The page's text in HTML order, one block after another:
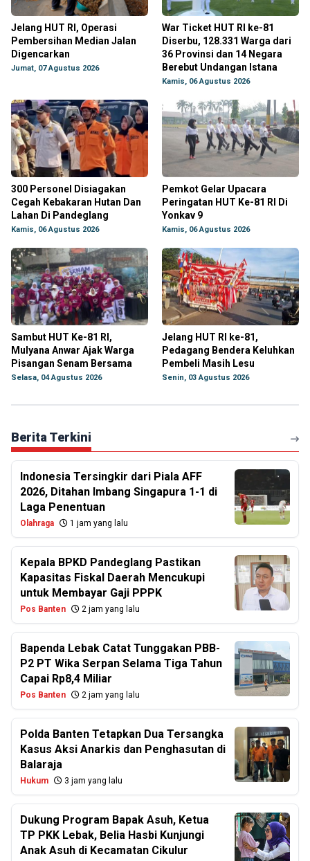
Jelang HUT RI, Operasi
Pembersihan Median Jalan
Digencarkan
Jumat, 07 Agustus 2026
War Ticket HUT RI ke-81
Diserbu, 128.331 Warga dari
36 Provinsi dan 14 Negara
Berebut Undangan Istana
Kamis, 06 Agustus 2026
300 Personel Disiagakan
Cegah Kebakaran Hutan Dan
Lahan Di Pandeglang
Kamis, 06 Agustus 2026
Pemkot Gelar Upacara
Peringatan HUT Ke-81 RI Di
Yonkav 9
Kamis, 06 Agustus 2026
Sambut HUT Ke-81 RI,
Mulyana Anwar Ajak Warga
Pisangan Senam Bersama
Selasa, 04 Agustus 2026
Jelang HUT RI ke-81,
Pedagang Bendera Keluhkan
Pembeli Masih Lesu
Senin, 03 Agustus 2026
Berita Terkini
Indonesia Tersingkir dari Piala AFF
2026, Ditahan Imbang Singapura 1-1 di
Laga Penentuan
Olahraga 1 jam yang lalu
Kepala BPKD Pandeglang Pastikan
Kapasitas Fiskal Daerah Mencukupi
untuk Membayar Gaji PPPK
Pos Banten 2 jam yang lalu
Bapenda Lebak Catat Tunggakan PBB-
P2 PT Wika Serpan Selama Tiga Tahun
Capai Rp8,4 Miliar
Pos Banten 2 jam yang lalu
Polda Banten Tetapkan Dua Tersangka
Kasus Aksi Anarkis dan Penghasutan di
Balaraja
Hukum 3 jam yang lalu
Dukung Program Bapak Asuh, Ketua
TP PKK Lebak, Belia Hasbi Kunjungi
Anak Asuh di Kecamatan Cikulur